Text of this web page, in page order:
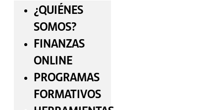
¿QUIÉNES
SOMOS?
FINANZAS
ONLINE
PROGRAMAS
FORMATIVOS